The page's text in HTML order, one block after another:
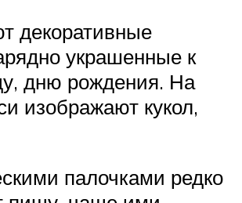
декоративные
украшенные к
дню рождения. На
изображают кукол,
палочками редко